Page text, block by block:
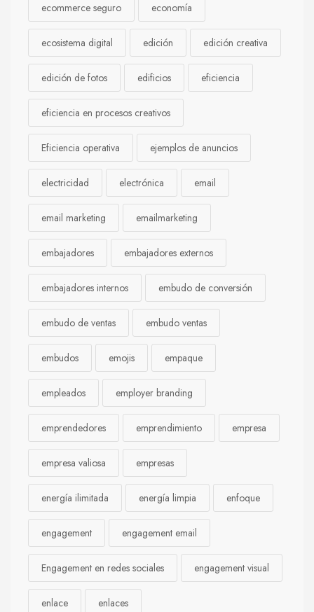
ecommerce seguro economía
ecosistema digital edición edición creativa
edición de fotos edificios eficiencia
eficiencia en procesos creativos
Eficiencia operativa ejemplos de anuncios
electricidad electrónica email
email marketing emailmarketing
embajadores embajadores externos
embajadores internos embudo de conversión
embudo de ventas embudo ventas
embudos emojis empaque
empleados employer branding
emprendedores emprendimiento empresa
empresa valiosa empresas
energía ilimitada energía limpia enfoque
engagement engagement email
Engagement en redes sociales engagement visual
enlace enlaces